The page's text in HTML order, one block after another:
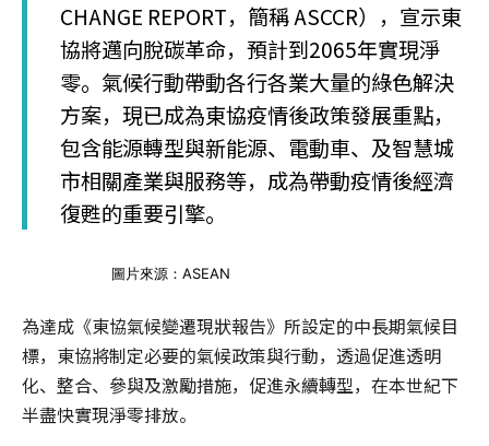
CHANGE REPORT，簡稱 ASCCR），宣示東
協將邁向脫碳革命，預計到2065年實現淨
零。氣候行動帶動各行各業大量的綠色解決
方案，現已成為東協疫情後政策發展重點，
包含能源轉型與新能源、電動車、及智慧城
市相關產業與服務等，成為帶動疫情後經濟
復甦的重要引擎。
圖片來源：ASEAN
為達成《東協氣候變遷現狀報告》所設定的中長期氣候目
標，東協將制定必要的氣候政策與行動，透過促進透明
化、整合、參與及激勵措施，促進永續轉型，在本世紀下
半盡快實現淨零排放。